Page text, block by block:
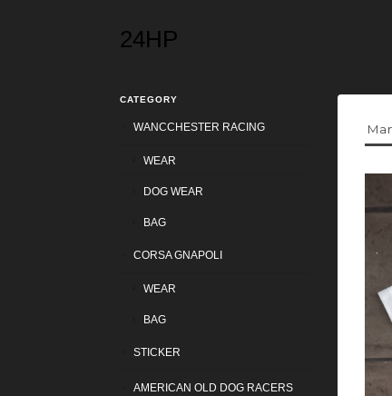
24HP
CATEGORY
WANCCHESTER RACING
WEAR
DOG WEAR
BAG
CORSA GNAPOLI
WEAR
BAG
STICKER
AMERICAN OLD DOG RACERS